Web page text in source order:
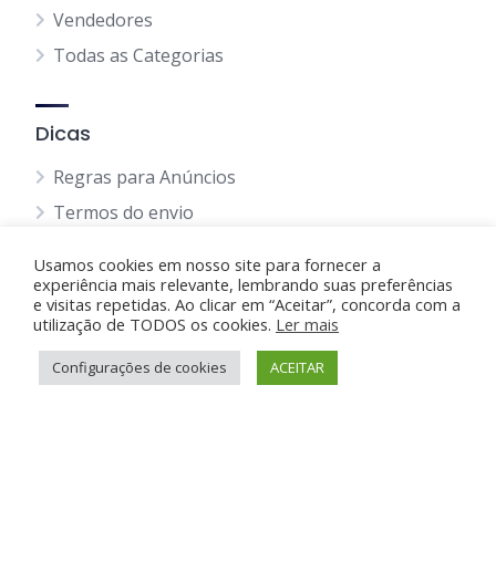
Vendedores
Todas as Categorias
Dicas
Regras para Anúncios
Termos do envio
Política de Cookie
Blog
Usamos cookies em nosso site para fornecer a
experiência mais relevante, lembrando suas preferências
e visitas repetidas. Ao clicar em “Aceitar”, concorda com a
utilização de TODOS os cookies. Ler mais
Configurações de cookies ACEITAR